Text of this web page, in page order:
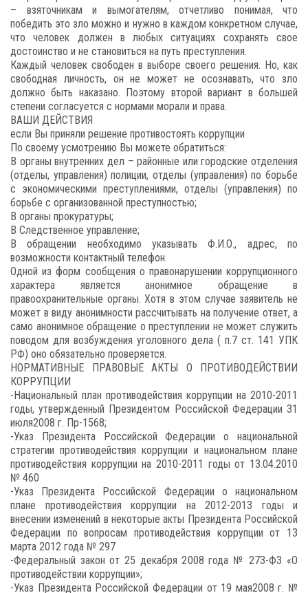
– взяточникам и вымогателям, отчетливо понимая, что
победить это зло можно и нужно в каждом конкретном случае,
что человек должен в любых ситуациях сохранять свое
достоинство и не становиться на путь преступления.
Каждый человек свободен в выборе своего решения. Но, как
свободная личность, он не может не осознавать, что зло
должно быть наказано. Поэтому второй вариант в большей
степени согласуется с нормами морали и права.
ВАШИ ДЕЙСТВИЯ
если Вы приняли решение противостоять коррупции
По своему усмотрению Вы можете обратиться:
В органы внутренних дел – районные или городские отделения
(отделы, управления) полиции, отделы (управления) по борьбе
с экономическими преступлениями, отделы (управления) по
борьбе с организованной преступностью;
В органы прокуратуры;
В Следственное управление;
В обращении необходимо указывать Ф.И.О., адрес, по
возможности контактный телефон.
Одной из форм сообщения о правонарушении коррупционного
характера является анонимное обращение в
правоохранительные органы. Хотя в этом случае заявитель не
может в виду анонимности рассчитывать на получение ответ, а
само анонимное обращение о преступлении не может служить
поводом для возбуждения уголовного дела ( п.7 ст. 141 УПК
РФ) оно обязательно проверяется.
НОРМАТИВНЫЕ ПРАВОВЫЕ АКТЫ О ПРОТИВОДЕЙСТВИИ
КОРРУПЦИИ
-Национальный план противодействия коррупции на 2010-2011
годы, утвержденный Президентом Российской Федерации 31
июля2008 г. Пр-1568;
-Указ Президента Российской Федерации о национальной
стратегии противодействия коррупции и национальном плане
противодействия коррупции на 2010-2011 годы от 13.04.2010
№ 460
-Указ Президента Российской Федерации о национальном
плане противодействия коррупции на 2012-2013 годы и
внесении изменений в некоторые акты Президента Российской
Федерации по вопросам противодействия коррупции от 13
марта 2012 года № 297
-Федеральный закон от 25 декабря 2008 года № 273-ФЗ «О
противодействии коррупции»;
-Указ Президента Российской Федерации от 19 мая2008 г. №